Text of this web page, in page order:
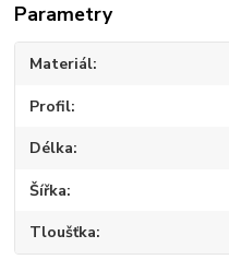
Parametry
Materiál
Profil
Délka
Šířka
Tloušťka